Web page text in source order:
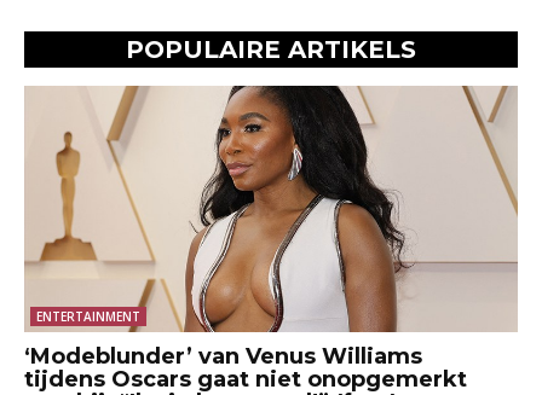
POPULAIRE ARTIKELS
ENTERTAINMENT
‘Modeblunder’ van Venus Williams
tijdens Oscars gaat niet onopgemerkt